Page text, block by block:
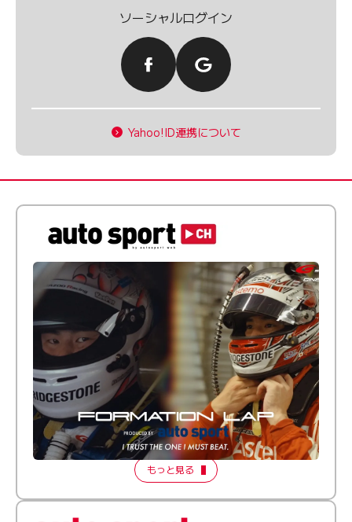
ソーシャルログイン
Yahoo!ID連携について
倒す相手を、信じてる。小林利徠斗 × 野村勇斗
【FORMATION LAP Produced by auto sport】
2026 Episode 2
もっと見る